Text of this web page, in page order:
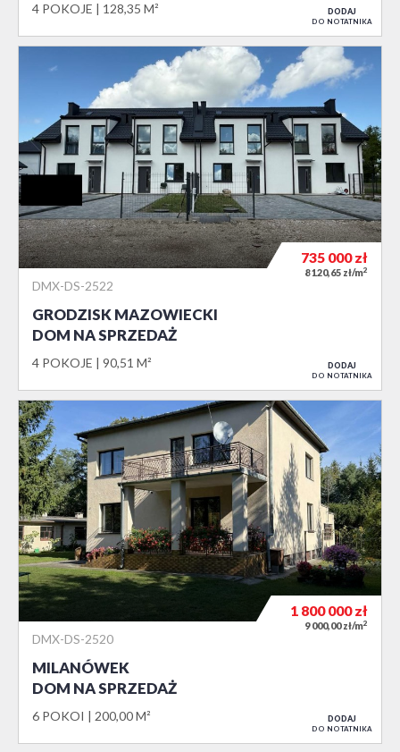
4 POKOJE 128,35 M² DODAJ
DO NOTATNIKA
DMX-DS-2522
GRODZISK MAZOWIECKI
DOM NA SPRZEDAŻ
4 POKOJE 90,51 M²
735 000zł
8 120,65 zł/m2
DODAJ
DO NOTATNIKA
DMX-DS-2520
MILANÓWEK
DOM NA SPRZEDAŻ
6 POKOI 200,00 M²
1 800 000zł
9 000,00 zł/m2
DODAJ
DO NOTATNIKA